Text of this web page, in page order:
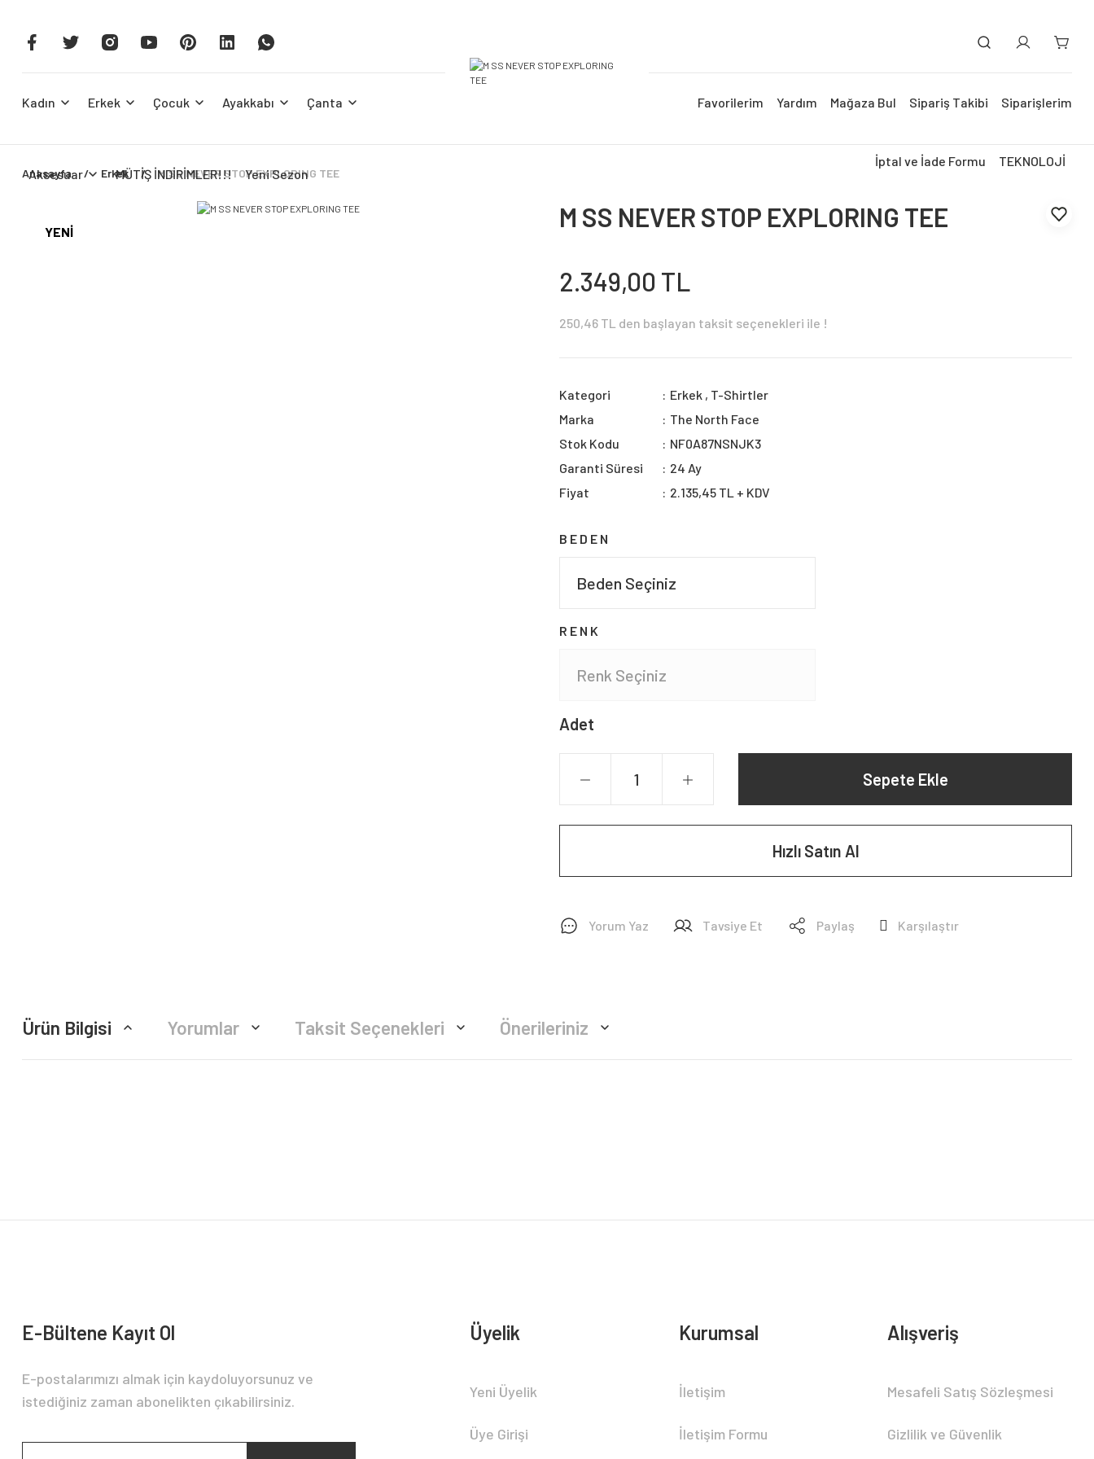
Kadın Erkek Çocuk Ayakkabı Çanta
Aksesuar MÜTİŞ İNDİRİMLER!!! Yeni Sezon
Siparişlerim
Sipariş Takibi
Mağaza Bul
Yardım
Favorilerim
TEKNOLOJİ
İptal ve İade Formu
Anasayfa Erkek M SS NEVER STOP EXPLORING TEE
YENİ M SS NEVER STOP EXPLORING TEE
2.349,00 TL
250,46 TL den başlayan taksit seçenekleri ile !
Kategori Erkek , T-Shirtler
Marka
The North Face
Stok Kodu
NF0A87NSNJK3
Garanti Süresi
24 Ay
Fiyat
2.135,45 TL + KDV
BEDEN
RENK
Adet
Sepete Ekle
Hızlı Satın Al
Yorum Yaz Tavsiye Et Paylaş Karşılaştır
Ürün Bilgisi Yorumlar Taksit Seçenekleri Önerileriniz
E-Bültene Kayıt Ol
E-postalarımızı almak için kaydoluyorsunuz ve
istediğiniz zaman abonelikten çıkabilirsiniz.
Üyelik
Yeni Üyelik
Üye Girişi
Kurumsal
İletişim
İletişim Formu
Alışveriş
Mesafeli Satış Sözleşmesi
Gizlilik ve Güvenlik